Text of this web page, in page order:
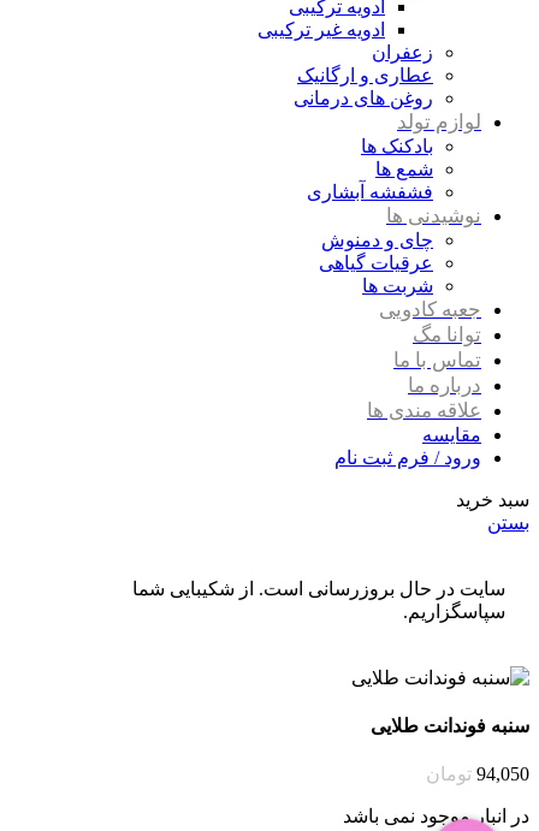
ادویه ترکیبی
ادویه غیر ترکیبی
زعفران
عطاری و ارگانیک
روغن های درمانی
لوازم تولد
بادکنک ها
شمع ها
فشفشه آبشاری
نوشیدنی ها
چای و دمنوش
عرقیات گیاهی
شربت ها
جعبه کادویی
توانا مگ
تماس با ما
درباره ما
علاقه مندی ها
مقایسه
ورود / فرم ثبت نام
سبد خرید
بستن
سایت در حال بروزرسانی است. از شکیبایی شما
سپاسگزاریم.
سنبه فوندانت طلایی
94,050 تومان
در انبار موجود نمی باشد